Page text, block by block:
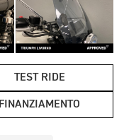
TEST RIDE
FINANZIAMENTO